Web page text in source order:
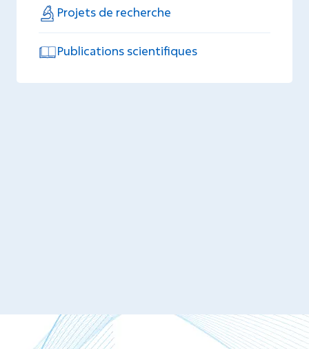
Projets de recherche
Publications scientifiques